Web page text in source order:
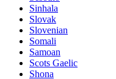
Sinhala
Slovak
Slovenian
Somali
Samoan
Scots Gaelic
Shona